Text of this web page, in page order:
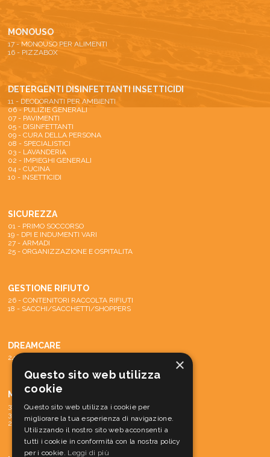
MONOUSO
17 - MONOUSO PER ALIMENTI
16 - PIZZABOX
DETERGENTI DISINFETTANTI INSETTICIDI
11 - DEODORANTI PER AMBIENTI
06 - PULIZIE GENERALI
07 - PAVIMENTI
05 - DISINFETTANTI
09 - CURA DELLA PERSONA
08 - SPECIALISTICI
03 - LAVANDERIA
02 - IMPIEGHI GENERALI
04 - CUCINA
10 - INSETTICIDI
SICUREZZA
01 - PRIMO SOCCORSO
19 - DPI E INDUMENTI VARI
27 - ARMADI
25 - ORGANIZZAZIONE E OSPITALITA
GESTIONE RIFIUTO
26 - CONTENITORI RACCOLTA RIFIUTI
18 - SACCHI/SACCHETTI/SHOPPERS
DREAMCARE
24 - SISTEMA DREAMCARE
MACCHINE
31 - PARTI DI RICAMBIO E ACCESSORI
30 - MATERIALE CONS. MACCH.
29 - MACCHINE
×
Questo sito web utilizza
cookie
Questo sito web utilizza i cookie per
migliorare la tua esperienza di navigazione.
Utilizzando il nostro sito web acconsenti a
tutti i cookie in conformità con la nostra policy
per i cookie. Leggi di più